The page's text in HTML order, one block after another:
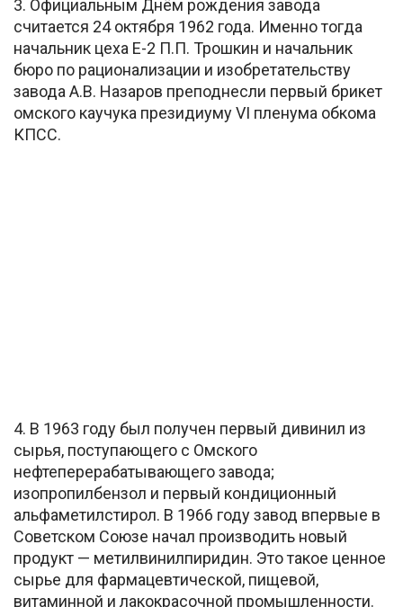
3. Официальным Днём рождения завода
считается 24 октября 1962 года. Именно тогда
начальник цеха Е-2 П.П. Трошкин и начальник
бюро по рационализации и изобретательству
завода А.В. Назаров преподнесли первый брикет
омского каучука президиуму VI пленума обкома
КПСС.
4. В 1963 году был получен первый дивинил из
сырья, поступающего с Омского
нефтеперерабатывающего завода;
изопропилбензол и первый кондиционный
альфаметилстирол. В 1966 году завод впервые в
Советском Союзе начал производить новый
продукт — метилвинилпиридин. Это такое ценное
сырье для фармацевтической, пищевой,
витаминной и лакокрасочной промышленности.